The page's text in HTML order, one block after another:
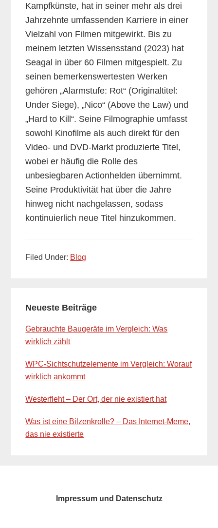
Kampfkünste, hat in seiner mehr als drei
Jahrzehnte umfassenden Karriere in einer
Vielzahl von Filmen mitgewirkt. Bis zu
meinem letzten Wissensstand (2023) hat
Seagal in über 60 Filmen mitgespielt. Zu
seinen bemerkenswertesten Werken
gehören „Alarmstufe: Rot“ (Originaltitel:
Under Siege), „Nico“ (Above the Law) und
„Hard to Kill“. Seine Filmographie umfasst
sowohl Kinofilme als auch direkt für den
Video- und DVD-Markt produzierte Titel,
wobei er häufig die Rolle des
unbesiegbaren Actionhelden übernimmt.
Seine Produktivität hat über die Jahre
hinweg nicht nachgelassen, sodass
kontinuierlich neue Titel hinzukommen.
Filed Under: Blog
Sidebar
Neueste Beiträge
Gebrauchte Baugeräte im Vergleich: Was
wirklich zählt
WPC-Sichtschutzelemente im Vergleich: Worauf
wirklich ankommt
Westerfleht – Der Ort, der nie existiert hat
Was ist eine Bilzenkrolle? – Das Internet-Meme,
das nie existierte
Impressum und Datenschutz